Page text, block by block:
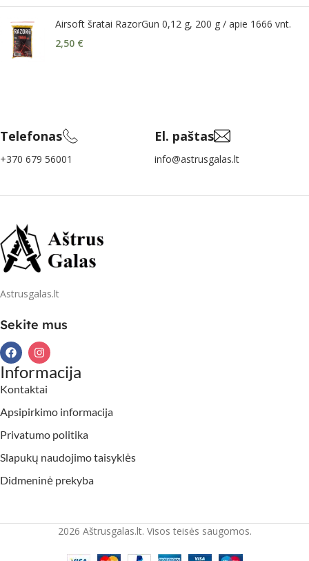
Airsoft šratai RazorGun 0,12 g, 200 g / apie 1666 vnt.
2,50 €
Telefonas
+370 679 56001
El. paštas
info@astrusgalas.lt
Astrusgalas.lt
Sekite mus
Informacija
Kontaktai
Apsipirkimo informacija
Privatumo politika
Slapukų naudojimo taisyklės
Didmeninė prekyba
2026 Aštrusgalas.lt. Visos teisės saugomos.